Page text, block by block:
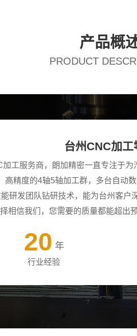
产品概
PRODUCT
台州CNC加工
工服务商，朗加精密一直专注于
精度的4轴5轴加工群，多台自动
研发团队钻研技术，能为台州客户
相信我们，您需要的质量都能超出预
20 年
行业经验